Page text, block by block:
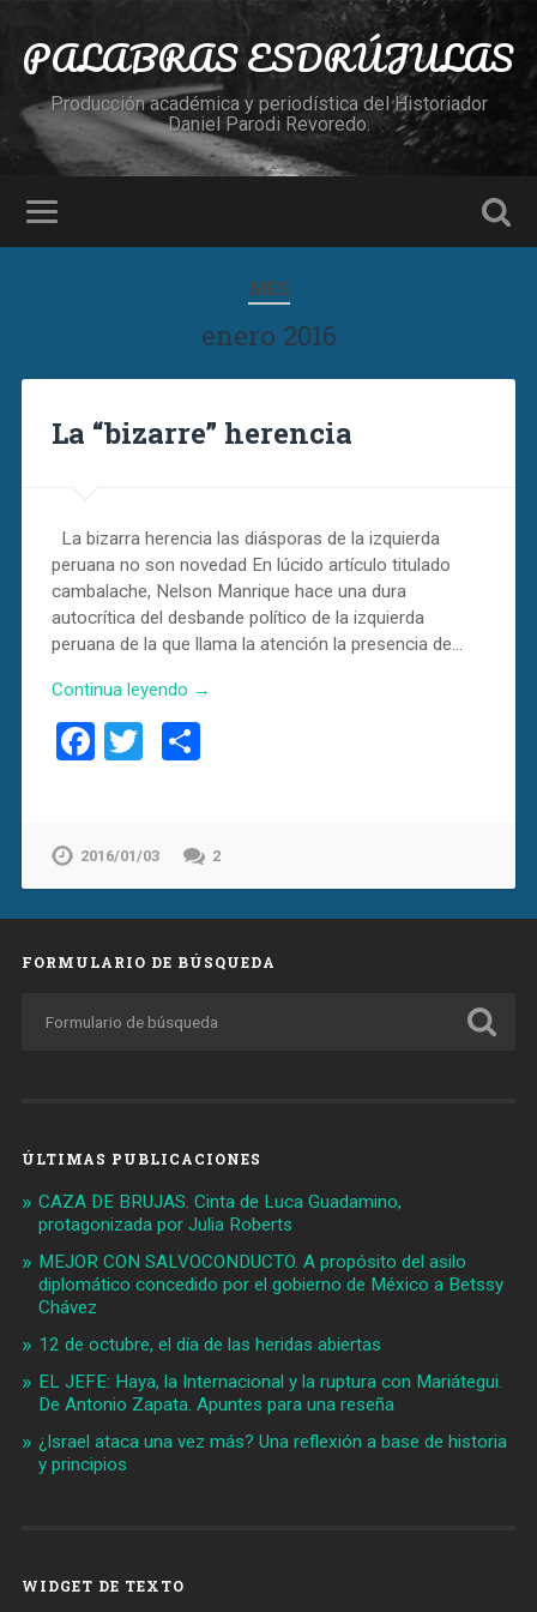
PALABRAS ESDRÚJULAS
Producción académica y periodística del Historiador
Daniel Parodi Revoredo.
MES
enero 2016
La “bizarre” herencia
La bizarra herencia las diásporas de la izquierda
peruana no son novedad En lúcido artículo titulado
cambalache, Nelson Manrique hace una dura
autocrítica del desbande político de la izquierda
peruana de la que llama la atención la presencia de…
Continua leyendo →
Facebook
Twitter
2016/01/03 2
FORMULARIO DE BÚSQUEDA
ÚLTIMAS PUBLICACIONES
CAZA DE BRUJAS. Cinta de Luca Guadamino,
protagonizada por Julia Roberts
MEJOR CON SALVOCONDUCTO. A propósito del asilo
diplomático concedido por el gobierno de México a Betssy
Chávez
12 de octubre, el día de las heridas abiertas
EL JEFE: Haya, la Internacional y la ruptura con Mariátegui.
De Antonio Zapata. Apuntes para una reseña
¿Israel ataca una vez más? Una reflexión a base de historia
y principios
WIDGET DE TEXTO